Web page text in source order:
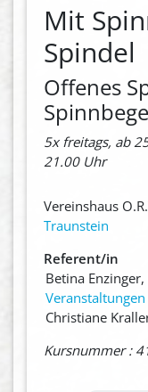
Mit
Spindel
Offenes
5x freitags, ab
21.00 Uhr
Vereinshaus
Traunstein
Referent/in
Betina
Christiane
Kursnummer :